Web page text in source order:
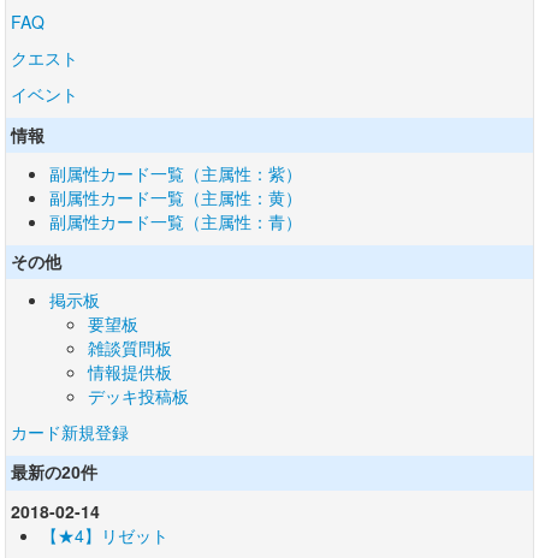
FAQ
クエスト
イベント
情報
副属性カード一覧（主属性：紫）
副属性カード一覧（主属性：黄）
副属性カード一覧（主属性：青）
その他
掲示板
要望板
雑談質問板
情報提供板
デッキ投稿板
カード新規登録
最新の20件
2018-02-14
【★4】リゼット